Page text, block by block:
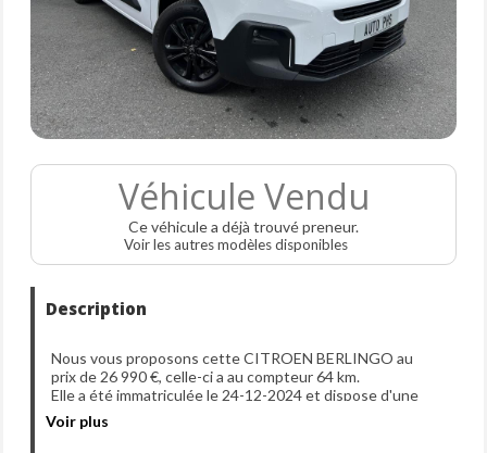
Véhicule Vendu
Ce véhicule a déjà trouvé preneur.
Voir les autres modèles disponibles
Description
Nous vous proposons cette CITROEN BERLINGO au
prix de 26 990 €, celle-ci a au compteur 64 km.
Elle a été immatriculée le 24-12-2024 et dispose d'une
puissance de 136ch din.
Voir plus